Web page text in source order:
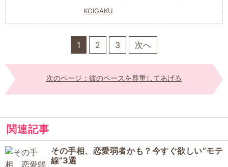
KOIGAKU
1 2 3 次へ
次のページ：彼のペースを尊重してあげる
関連記事
その手相、恋愛弱者かも？今すぐ欲しい“モテ
線”3選